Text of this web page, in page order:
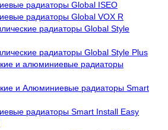
радиаторы Global ISEO
радиаторы Global VOX R
радиаторы Global Style
радиаторы Global Style Plus
и алюминиевые радиаторы
и Алюминиевые радиаторы Smart
радиаторы Smart Install Easy